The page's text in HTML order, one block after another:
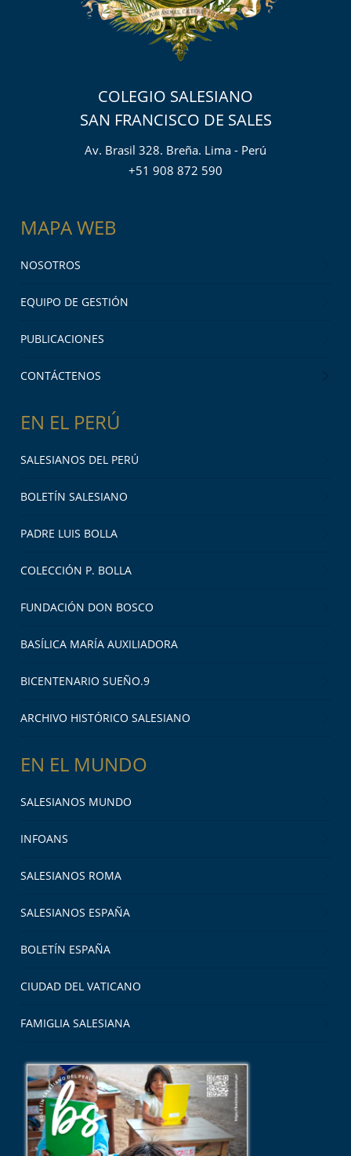
COLEGIO SALESIANO
SAN FRANCISCO DE SALES
Av. Brasil 328. Breña. Lima - Perú
+51 908 872 590
MAPA WEB
NOSOTROS
EQUIPO DE GESTIÓN
PUBLICACIONES
CONTÁCTENOS
EN EL PERÚ
SALESIANOS DEL PERÚ
BOLETÍN SALESIANO
PADRE LUIS BOLLA
COLECCIÓN P. BOLLA
FUNDACIÓN DON BOSCO
BASÍLICA MARÍA AUXILIADORA
BICENTENARIO SUEÑO.9
ARCHIVO HISTÓRICO SALESIANO
EN EL MUNDO
SALESIANOS MUNDO
INFOANS
SALESIANOS ROMA
SALESIANOS ESPAÑA
BOLETÍN ESPAÑA
CIUDAD DEL VATICANO
FAMIGLIA SALESIANA